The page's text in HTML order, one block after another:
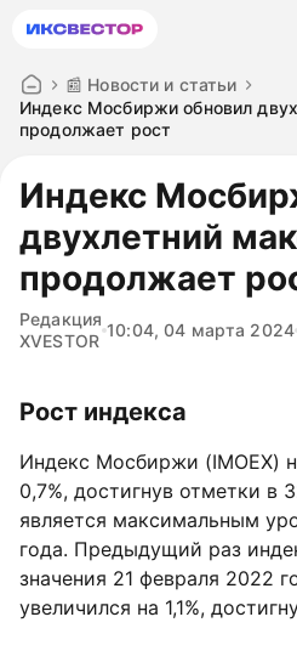
Акция: бесплатный
📰 Новости и статьи
Индекс Мосбиржи обновил
продолжает рост
Индекс
двухлетний
продолжает
Редакция
XVESTOR
10:04, 04 марта 2024
Рост индекса
Индекс Мосбиржи (IMOEX)
0,7%, достигнув отметки в
является максимальным
года. Предыдущий раз
значения 21 февраля 2022
увеличился на 1,1%,